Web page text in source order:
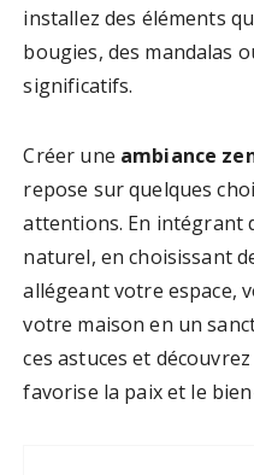
installez des éléments
bougies, des mandalas
significatifs.
Créer une ambiance
repose sur quelques
attentions. En intégrant
naturel, en choisissant
allégeant votre espace,
votre maison en un
ces astuces et
favorise la paix et le